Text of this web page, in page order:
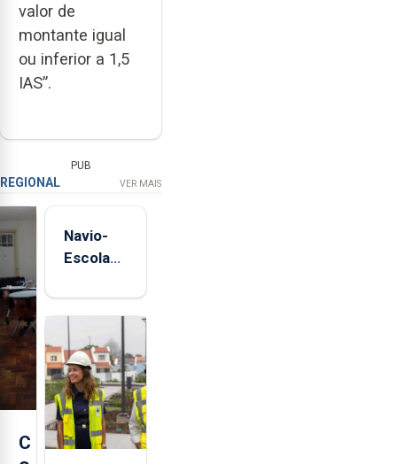
valor de
montante igual
ou inferior a 1,5
IAS”.
PUB
REGIONAL VER MAIS
C
Navio-
Escola
está de
aos
Açores